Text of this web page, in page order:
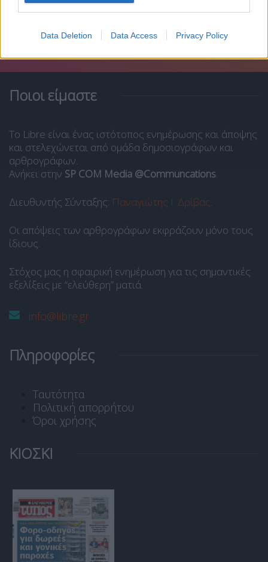
Data Deletion Data Access Privacy Policy
Ποιοι είμαστε
Το Libre είναι ένας ιστότοπος ενημέρωσης και άποψης
και στελεχώνεται από ομάδα δημοσιογράφων και
αρθρογράφων.
Ανήκει στην SP COM Media @Communcations.
Διευθυντής Σύνταξης: Παναγιώτης Ι. Δρίβας.
Οι απόψεις των αρθρογράφων εκφράζουν μόνο τους
ίδιους.
Στόχος μας η σφαιρική ενημέρωση για τις σημαντικές
εξελίξεις με “ελεύθερη” ματιά.
info@libre.gr
Πληροφορίες
Ταυτότητα
Πολιτική απορρήτου
Όροι χρήσης
ΚΙΟΣΚΙ